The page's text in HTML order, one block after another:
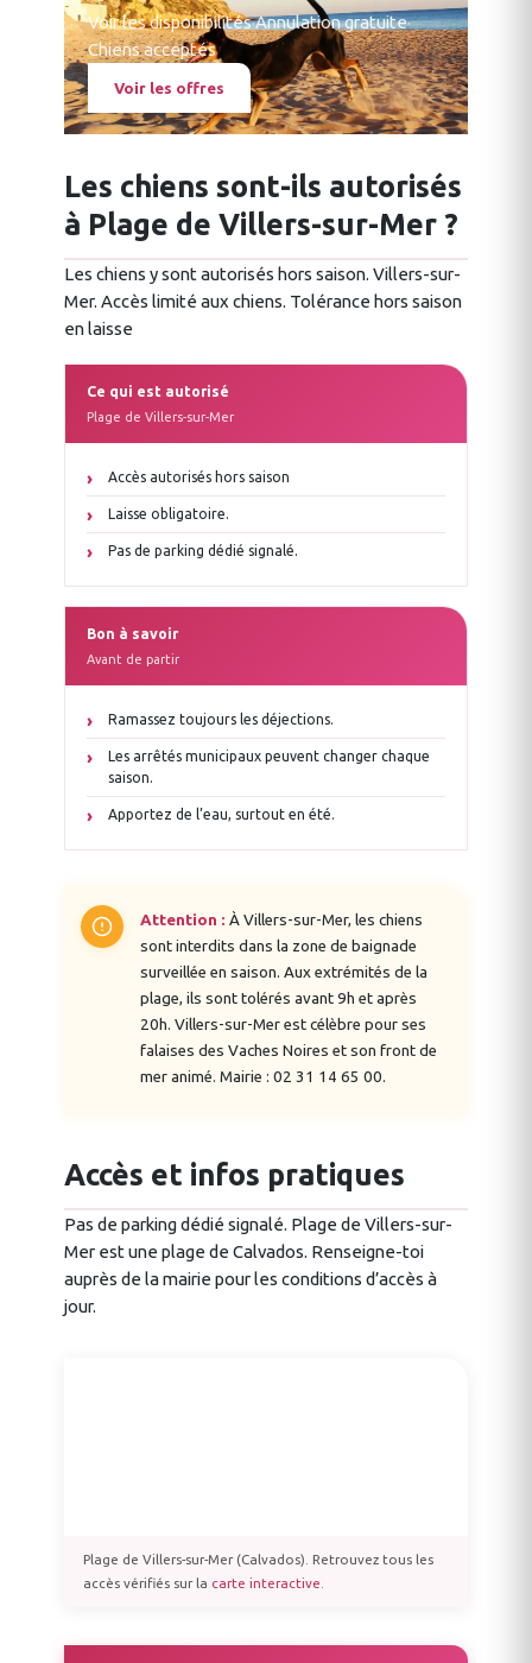
Voir les disponibilités·Annulation gratuite·
Chiens acceptés
Voir les offres
Les chiens sont-ils autorisés
à Plage de Villers-sur-Mer ?
Les chiens y sont autorisés hors saison. Villers-sur-
Mer. Accès limité aux chiens. Tolérance hors saison
en laisse
Ce qui est autorisé
Plage de Villers-sur-Mer
Accès autorisés hors saison
Laisse obligatoire.
Pas de parking dédié signalé.
Bon à savoir
Avant de partir
Ramassez toujours les déjections.
Les arrêtés municipaux peuvent changer chaque
saison.
Apportez de l’eau, surtout en été.
Attention : À Villers-sur-Mer, les chiens
sont interdits dans la zone de baignade
surveillée en saison. Aux extrémités de la
plage, ils sont tolérés avant 9h et après
20h. Villers-sur-Mer est célèbre pour ses
falaises des Vaches Noires et son front de
mer animé. Mairie : 02 31 14 65 00.
Accès et infos pratiques
Pas de parking dédié signalé. Plage de Villers-sur-
Mer est une plage de Calvados. Renseigne-toi
auprès de la mairie pour les conditions d’accès à
jour.
Plage de Villers-sur-Mer (Calvados). Retrouvez tous les
accès vérifiés sur la carte interactive